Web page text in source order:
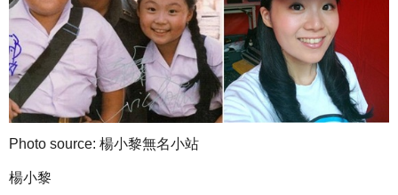
Photo source: 楊小黎無名小站
楊小黎